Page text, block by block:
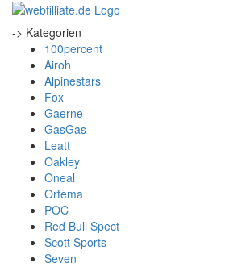
-> Kategorien
100percent
Airoh
Alpinestars
Fox
Gaerne
GasGas
Leatt
Oakley
Oneal
Ortema
POC
Red Bull Spect
Scott Sports
Seven